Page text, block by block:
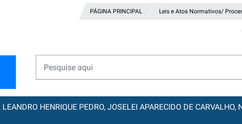
PÁGINA PRINCIPAL
Leis e Atos Normativos/
HENRIQUE PEDRO, JOSELEI APARECIDO DE CARVALHO,